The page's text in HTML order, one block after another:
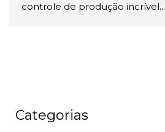
controle de produção incrível...
Categorias